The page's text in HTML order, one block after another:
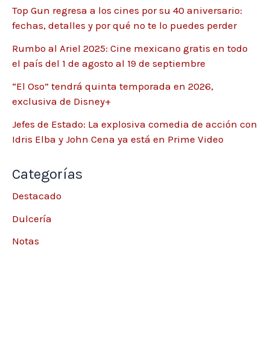
Top Gun regresa a los cines por su 40 aniversario:
fechas, detalles y por qué no te lo puedes perder
Rumbo al Ariel 2025: Cine mexicano gratis en todo
el país del 1 de agosto al 19 de septiembre
“El Oso” tendrá quinta temporada en 2026,
exclusiva de Disney+
Jefes de Estado: La explosiva comedia de acción con
Idris Elba y John Cena ya está en Prime Video
Categorías
Destacado
Dulcería
Notas